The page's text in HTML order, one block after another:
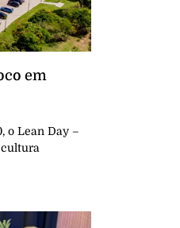
em
o Lean Day –